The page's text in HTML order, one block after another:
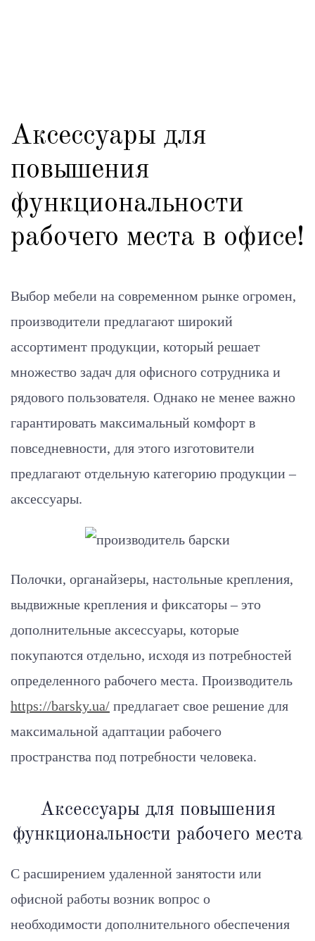
Аксессуары для
повышения
функциональности
рабочего места в офисе!
Выбор мебели на современном рынке огромен,
производители предлагают широкий
ассортимент продукции, который решает
множество задач для офисного сотрудника и
рядового пользователя. Однако не менее важно
гарантировать максимальный комфорт в
повседневности, для этого изготовители
предлагают отдельную категорию продукции –
аксессуары.
Полочки, органайзеры, настольные крепления,
выдвижные крепления и фиксаторы – это
дополнительные аксессуары, которые
покупаются отдельно, исходя из потребностей
определенного рабочего места. Производитель
https://barsky.ua/ предлагает свое решение для
максимальной адаптации рабочего
пространства под потребности человека.
Аксессуары для повышения
функциональности рабочего места
С расширением удаленной занятости или
офисной работы возник вопрос о
необходимости дополнительного обеспечения